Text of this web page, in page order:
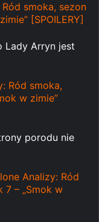
smoka, sezon
[SPOILERY]
Lady Arryn jest
Ród smoka,
w zimie”
porodu nie
Analizy: Ród
7 – „Smok w